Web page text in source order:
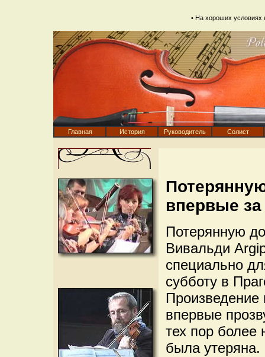
• На хороших условиях
Главная История Руководитель Солист
впервые за
Потерянную
Вивальди
специально
субботу в
Произведение
впервые
тех пор более
была утеряна.